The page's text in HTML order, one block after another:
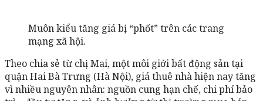
Muôn kiểu tăng giá bị “phốt” trên các trang
mạng xã hội.
Theo chia sẻ từ chị Mai, một môi giới bất động sản tại
quận Hai Bà Trưng (Hà Nội), giá thuê nhà hiện nay tăng
vì nhiều nguyên nhân: nguồn cung hạn chế, chi phí bảo